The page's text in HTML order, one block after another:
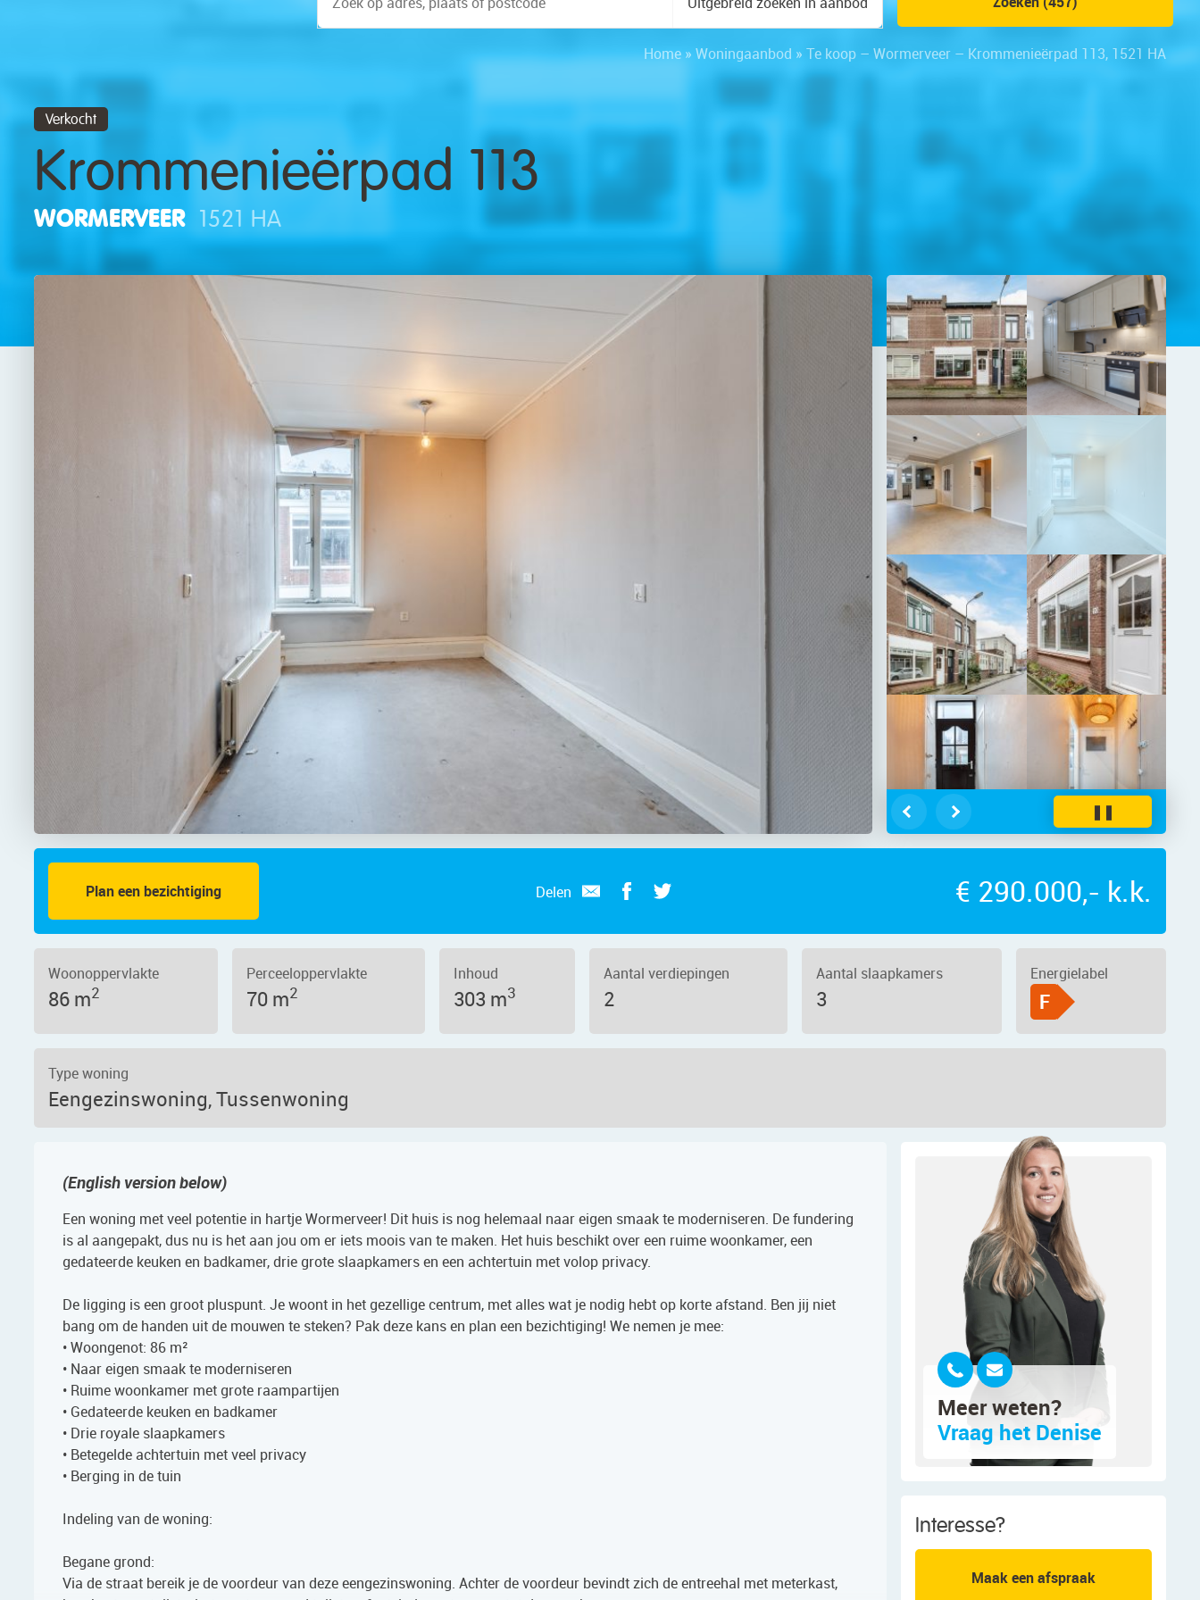
Home » Woningaanbod » Te koop – Wormerveer – Krommenieërpad 113, 1521 HA
Verkocht
Krommenieërpad 113
WORMERVEER 1521 HA
– Foto 4
❚❚
Plan een bezichtiging Delen € 290.000,- k.k.
Woonoppervlakte
86 m2
Perceeloppervlakte
70 m2
Inhoud
303 m3
Aantal verdiepingen
2
Aantal slaapkamers
3
Energielabel
F
Type woning
Eengezinswoning, Tussenwoning
(English version below)
Een woning met veel potentie in hartje Wormerveer! Dit huis is nog helemaal naar eigen smaak te moderniseren. De fundering
is al aangepakt, dus nu is het aan jou om er iets moois van te maken. Het huis beschikt over een ruime woonkamer, een
gedateerde keuken en badkamer, drie grote slaapkamers en een achtertuin met volop privacy.
De ligging is een groot pluspunt. Je woont in het gezellige centrum, met alles wat je nodig hebt op korte afstand. Ben jij niet
bang om de handen uit de mouwen te steken? Pak deze kans en plan een bezichtiging! We nemen je mee:
• Woongenot: 86 m²
• Naar eigen smaak te moderniseren
• Ruime woonkamer met grote raampartijen
• Gedateerde keuken en badkamer
• Drie royale slaapkamers
• Betegelde achtertuin met veel privacy
• Berging in de tuin
Indeling van de woning:
Begane grond:
Via de straat bereik je de voordeur van deze eengezinswoning. Achter de voordeur bevindt zich de entreehal met meterkast,
Meer weten?
Vraag het Denise
Interesse?
Maak een afspraak